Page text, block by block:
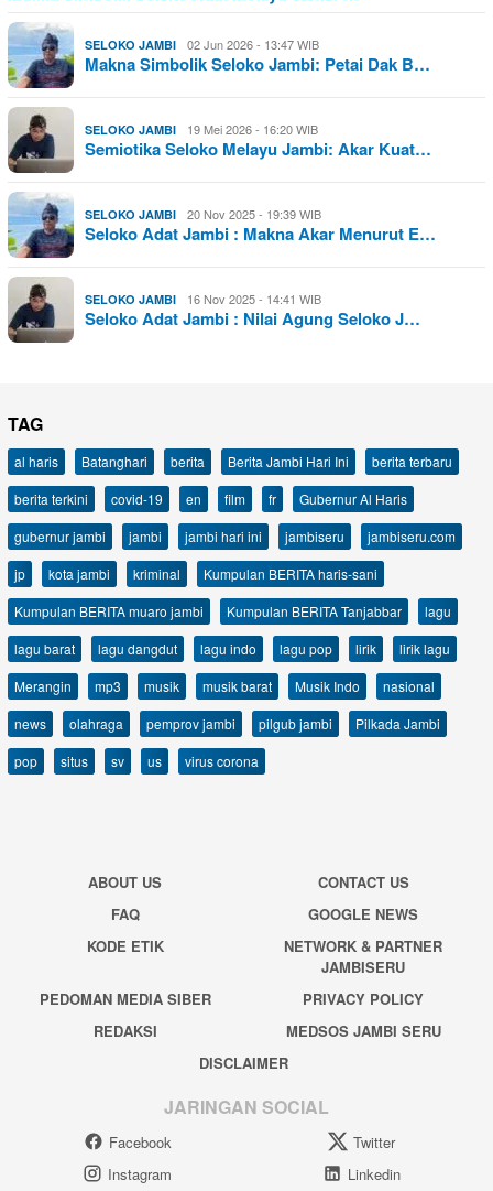
SELOKO JAMBI 02 Jun 2026 - 13:47 WIB
Makna Simbolik Seloko Jambi: Petai Dak B…
SELOKO JAMBI 19 Mei 2026 - 16:20 WIB
Semiotika Seloko Melayu Jambi: Akar Kuat…
SELOKO JAMBI 20 Nov 2025 - 19:39 WIB
Seloko Adat Jambi : Makna Akar Menurut E…
SELOKO JAMBI 16 Nov 2025 - 14:41 WIB
Seloko Adat Jambi : Nilai Agung Seloko J…
TAG
al haris Batanghari berita Berita Jambi Hari Ini
berita terbaru
berita terkini
covid-19 en film fr
Gubernur Al Haris
gubernur jambi
jambi jambi hari ini jambiseru
jambiseru.com
jp
kota jambi kriminal
Kumpulan BERITA haris-sani
Kumpulan BERITA muaro jambi
Kumpulan BERITA Tanjabbar
lagu
lagu barat
lagu dangdut lagu indo lagu pop lirik
lirik lagu
Merangin
mp3 musik musik barat Musik Indo
nasional
news
olahraga pemprov jambi pilgub jambi
Pilkada Jambi
pop
situs sv us virus corona
ABOUT US
CONTACT US
FAQ
GOOGLE NEWS
KODE ETIK
NETWORK & PARTNER
JAMBISERU
PEDOMAN MEDIA SIBER
PRIVACY POLICY
REDAKSI
MEDSOS JAMBI SERU
DISCLAIMER
JARINGAN SOCIAL
Facebook
Twitter
Instagram
Linkedin